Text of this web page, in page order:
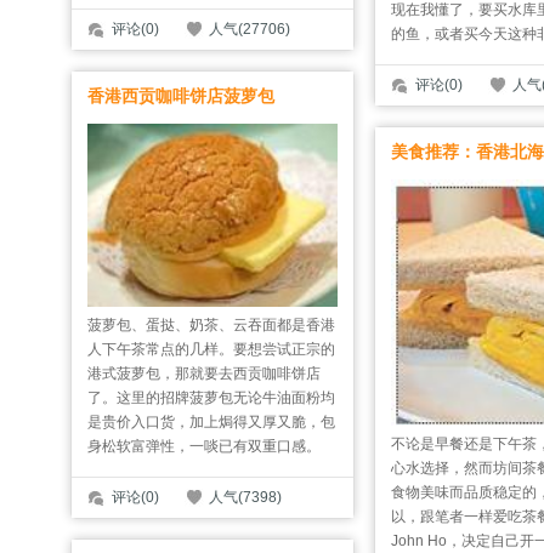
评论(0) 人气(27706)
现在我懂了，要买水库
的鱼，或者买今天这种
评论(0) 人
香港西贡咖啡饼店菠萝包
菠萝包、蛋挞、奶茶、云吞面都是香港
人下午茶常点的几样。要想尝试正宗的
港式菠萝包，那就要去西贡咖啡饼店
了。这里的招牌菠萝包无论牛油面粉均
是贵价入口货，加上焗得又厚又脆，包
身松软富弹性，一啖已有双重口感。
评论(0) 人气(7398)
美食推荐：香港北
不论是早餐还是下午茶
心水选择，然而坊间茶
食物美味而品质稳定的
以，跟笔者一样爱吃茶
John Ho，决定自己开